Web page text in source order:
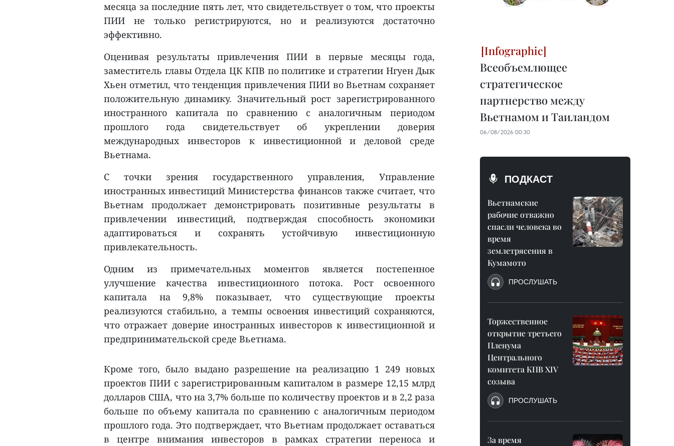
месяца за последние пять лет, что свидетельствует о том, что проекты
ПИИ не только регистрируются, но и реализуются достаточно
эффективно.
Оценивая результаты привлечения ПИИ в первые месяцы года,
заместитель главы Отдела ЦК КПВ по политике и стратегии Нгуен Дык
Хьен отметил, что тенденция привлечения ПИИ во Вьетнам сохраняет
положительную динамику. Значительный рост зарегистрированного
иностранного капитала по сравнению с аналогичным периодом
прошлого года свидетельствует об укреплении доверия
международных инвесторов к инвестиционной и деловой среде
Вьетнама.
С точки зрения государственного управления, Управление
иностранных инвестиций Министерства финансов также считает, что
Вьетнам продолжает демонстрировать позитивные результаты в
привлечении инвестиций, подтверждая способность экономики
адаптироваться и сохранять устойчивую инвестиционную
привлекательность.
Одним из примечательных моментов является постепенное
улучшение качества инвестиционного потока. Рост освоенного
капитала на 9,8% показывает, что существующие проекты
реализуются стабильно, а темпы освоения инвестиций сохраняются,
что отражает доверие иностранных инвесторов к инвестиционной и
предпринимательской среде Вьетнама.
Кроме того, было выдано разрешение на реализацию 1 249 новых
проектов ПИИ с зарегистрированным капиталом в размере 12,15 млрд
долларов США, что на 3,7% больше по количеству проектов и в 2,2 раза
больше по объему капитала по сравнению с аналогичным периодом
прошлого года. Это подтверждает, что Вьетнам продолжает оставаться
в центре внимания инвесторов в рамках стратегии переноса и
Всеобъемлющее
стратегическое
партнерство между
Вьетнамом и Таиландом
06/08/2026 00:30
ПОДКАСТ
Вьетнамские
рабочие отважно
спасли человека во
время
землетрясения в
Кумамото
ПРОСЛУШАТЬ
Торжественное
открытие третьего
Пленума
Центрального
комитета КПВ XIV
созыва
ПРОСЛУШАТЬ
За время